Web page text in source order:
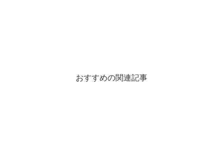
おすすめの関連記事